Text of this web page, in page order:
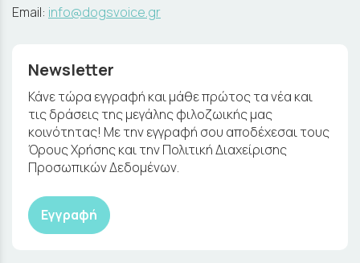
Email: info@dogsvoice.gr
Newsletter
Κάνε τώρα εγγραφή και μάθε πρώτος τα νέα και
τις δράσεις της μεγάλης φιλοζωικής μας
κοινότητας! Με την εγγραφή σου αποδέχεσαι τους
Όρους Χρήσης και την Πολιτική Διαχείρισης
Προσωπικών Δεδομένων.
Εγγραφή